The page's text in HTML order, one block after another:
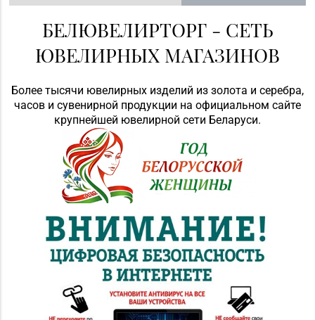
БЕЛЮВЕЛИРТОРГ - СЕТЬ
ЮВЕЛИРНЫХ МАГАЗИНОВ
Более тысячи ювелирных изделий из золота и серебра,
часов и сувенирной продукции на официальном сайте
крупнейшей ювелирной сети Беларуси.